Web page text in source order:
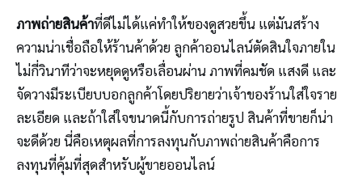
ภาพถ่ายสินค้าที่ดีไม่ได้แค่ทำให้ของดูสวยขึ้น แต่มันสร้าง
ความน่าเชื่อถือให้ร้านค้าด้วย ลูกค้าออนไลน์ตัดสินใจภายใน
ไม่กี่วินาทีว่าจะหยุดดูหรือเลื่อนผ่าน ภาพที่คมชัด แสงดี และ
จัดวางมีระเบียบบอกลูกค้าโดยปริยายว่าเจ้าของร้านใส่ใจราย
ละเอียด และถ้าใส่ใจขนาดนี้กับการถ่ายรูป สินค้าที่ขายก็น่า
จะดีด้วย นี่คือเหตุผลที่การลงทุนกับภาพถ่ายสินค้าคือการ
ลงทุนที่คุ้มที่สุดสำหรับผู้ขายออนไลน์